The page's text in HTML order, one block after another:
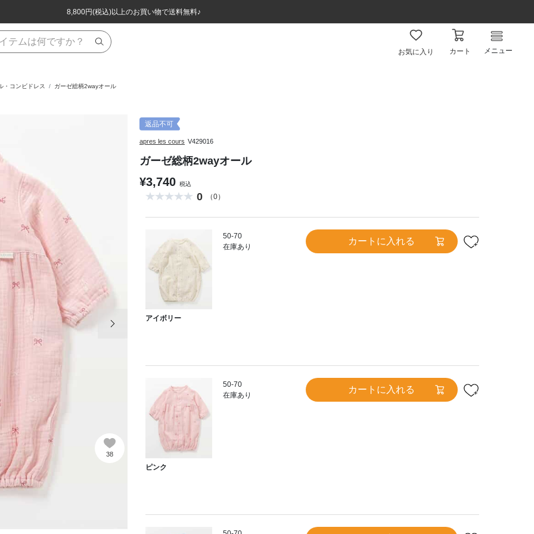
8,800円(税込)以上のお買い物で送料無料♪
ほぼ全品半額！！8/12(水)お昼12:59まで！！
8,800円(税込)以上のお買い物で送料無料♪
ほぼ全品半額！！8/12(水)お昼12:59まで！！
お気に入り カート メニュー
・コンビドレス ガーゼ総柄2wayオール
38
返品不可
apres les cours V429016
ガーゼ総柄2wayオール
¥3,740 税込
0 （0）
アイボリー
50-70
在庫あり
カートに入れる
ピンク
50-70
在庫あり
カートに入れる